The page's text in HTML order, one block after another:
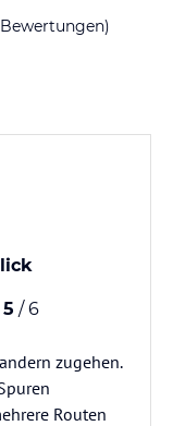
Bewertungen)
5 / 6
zugehen.
Routen